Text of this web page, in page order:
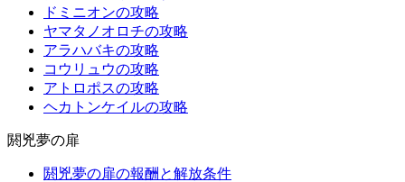
ドミニオンの攻略
ヤマタノオロチの攻略
アラハバキの攻略
コウリュウの攻略
アトロポスの攻略
ヘカトンケイルの攻略
閼兇夢の扉
閼兇夢の扉の報酬と解放条件